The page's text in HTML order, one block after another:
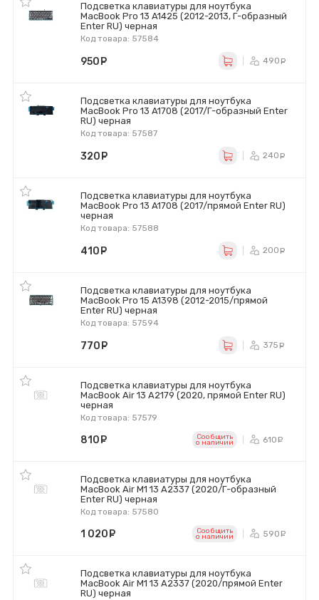
Подсветка клавиатуры для ноутбука
MacBook Pro 13 A1425 (2012-2013, Г-образный
Enter RU) черная
Код товара: 57584
950 490
Подсветка клавиатуры для ноутбука
MacBook Pro 13 A1708 (2017/Г-образный Enter
RU) черная
Код товара: 57587
320 240
Подсветка клавиатуры для ноутбука
MacBook Pro 13 A1708 (2017/прямой Enter RU)
черная
Код товара: 57588
410 200
Подсветка клавиатуры для ноутбука
MacBook Pro 15 A1398 (2012-2015/прямой
Enter RU) черная
Код товара: 57594
770 375
Подсветка клавиатуры для ноутбука
MacBook Air 13 A2179 (2020, прямой Enter RU)
черная
Код товара: 57579
810 Сообщить
o наличии 610
Подсветка клавиатуры для ноутбука
MacBook Air M1 13 A2337 (2020/Г-образный
Enter RU) черная
Код товара: 57580
1 020 Сообщить
o наличии 590
Подсветка клавиатуры для ноутбука
MacBook Air M1 13 A2337 (2020/прямой Enter
RU) черная